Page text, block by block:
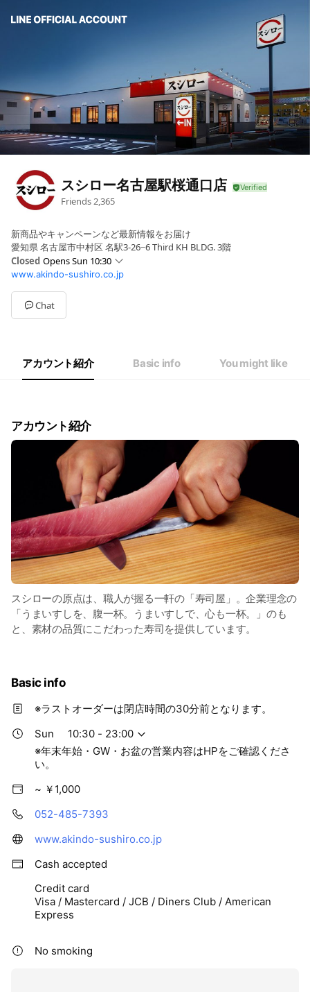
スシロー名古屋駅桜通口店
Friends2,365
新商品やキャンペーンなど最新情報をお届け
愛知県 名古屋市中村区 名駅3-26−6 Third KH BLDG. 3階
Closed Opens Sun 10:30
Mon11:00 - 23:00
Tue11:00 - 23:00
Wed11:00 - 23:00
Thu11:00 - 23:00
10:30 - 23:00
※年末年始・GW・お盆の営業内容はHPをご確認ください。
www.akindo-sushiro.co.jp
Chat
アカウント紹介 Basic info You might like
アカウント紹介
スシローの原点は、職人が握る一軒の「寿司屋」。企業理念の
「うまいすしを、腹一杯。うまいすしで、心も一杯。」のも
と、素材の品質にこだわった寿司を提供しています。
Basic info
※ラストオーダーは閉店時間の30分前となります。
Sun
10:30 - 23:00
※年末年始・GW・お盆の営業内容はHPをご確認くださ
い。
~ ￥1,000
052-485-7393
www.akindo-sushiro.co.jp
Cash accepted
Credit card
Visa / Mastercard / JCB / Diners Club / American
Express
No smoking